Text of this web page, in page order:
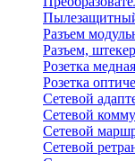
Разъем
Разъем,
Розетка
Розетка
Сетевой
Сетевой
Сетевой
Сетевой